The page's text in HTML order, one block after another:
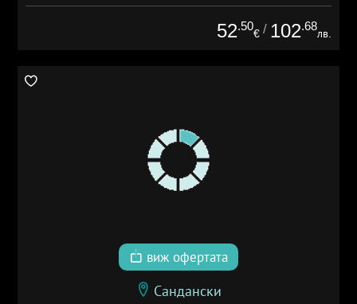
52.50
€ / 102.68
лв.
виж офертата
Сандански